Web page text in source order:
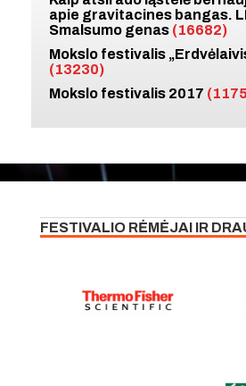
apie gravitacines bangas.
Smalsumo genas (16682)
Mokslo festivalis
(13230)
Mokslo festivalis 2017
FESTIVALIO RĖMĖJAI IR